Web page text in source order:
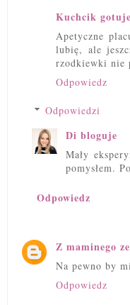
Kuchcik gotuje
Apetyczne
lubię, ale
rzodkiewki nie
Odpowiedz
Odpowiedzi
Di bloguje
Mały
pomysłem.
Odpowiedz
Z maminego
Na pewno by
Odpowiedz